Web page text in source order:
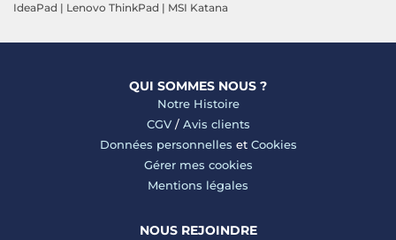
IdeaPad | Lenovo ThinkPad | MSI Katana
QUI SOMMES NOUS ?
Notre Histoire
CGV/ Avis clients
Données personnelles et Cookies
Gérer mes cookies
Mentions légales
NOUS REJOINDRE